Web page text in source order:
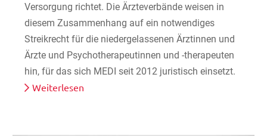
Versorgung richtet. Die Ärzteverbände weisen in
diesem Zusammenhang auf ein notwendiges
Streikrecht für die niedergelassenen Ärztinnen und
Ärzte und Psychotherapeutinnen und -therapeuten
hin, für das sich MEDI seit 2012 juristisch einsetzt.
Weiterlesen